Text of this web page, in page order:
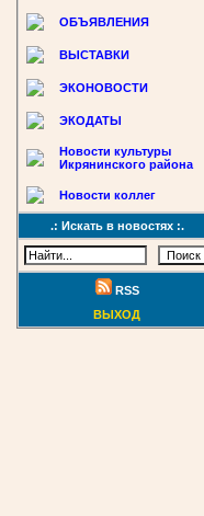
ОБЪЯВЛЕНИЯ
ВЫСТАВКИ
ЭКОНОВОСТИ
ЭКОДАТЫ
Новости культуры
Икрянинского района
Новости коллег
.: Искать в новостях :.
RSS
ВЫХОД